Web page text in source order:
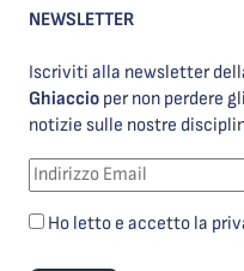
NEWSLETTER
Iscriviti alla newsletter
Ghiaccio per non perdere
notizie sulle nostre
Ho letto e accetto la